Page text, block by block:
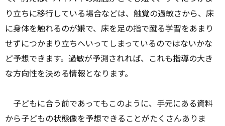
り立ちに移行している場合などは、触覚の過敏さから、床
に身体を触れるのが嫌で、床を足の指で蹴る学習をあまり
せずにつかまり立ちへいってしまっているのではないかな
ど予想できます。過敏が予測されれば、これも指導の大き
な方向性を決める情報となります。
子どもに合う前であってもこのように、手元にある資料
から子どもの状態像を予想できることがたくさんありま